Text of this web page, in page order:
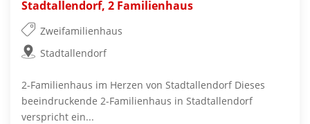
Stadtallendorf, 2 Familienhaus
Zweifamilienhaus
Stadtallendorf
2-Familienhaus im Herzen von Stadtallendorf Dieses
beeindruckende 2-Familienhaus in Stadtallendorf
verspricht ein...